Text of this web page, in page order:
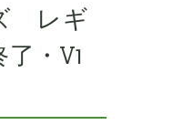
レギ
・V1